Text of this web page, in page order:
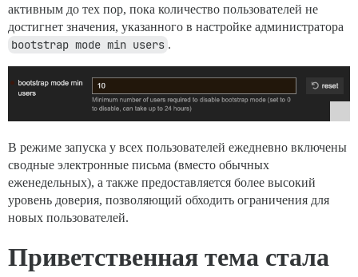
активным до тех пор, пока количество пользователей не
достигнет значения, указанного в настройке администратора
bootstrap mode min users .
В режиме запуска у всех пользователей ежедневно включены
сводные электронные письма (вместо обычных
еженедельных), а также предоставляется более высокий
уровень доверия, позволяющий обходить ограничения для
новых пользователей.
Приветственная тема стала